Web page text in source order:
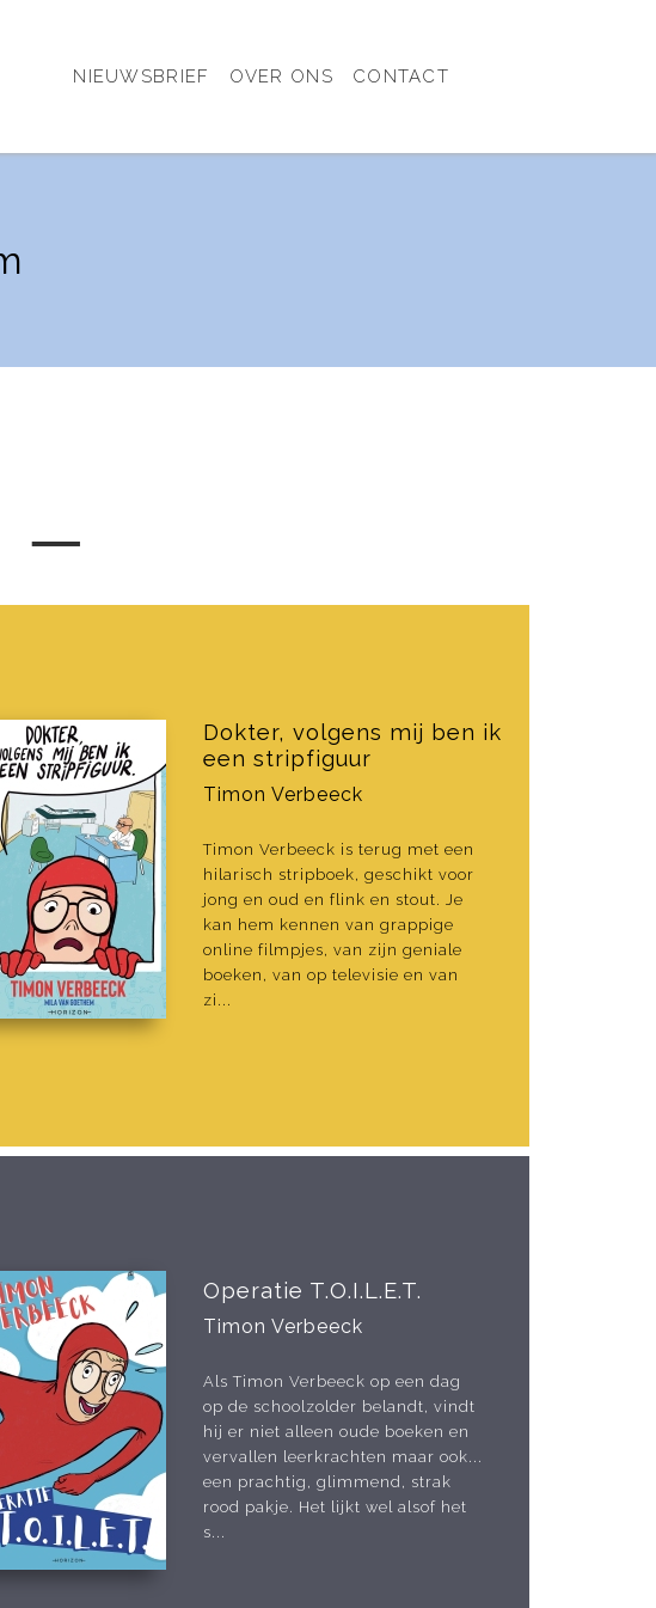
NIEUWSBRIEF OVER ONS CONTACT
─
Dokter, volgens mij ben ik
een stripfiguur
Timon Verbeeck
Timon Verbeeck is terug met een
hilarisch stripboek, geschikt voor
jong en oud en flink en stout. Je
kan hem kennen van grappige
online filmpjes, van zijn geniale
boeken, van op televisie en van
zi...
Operatie T.O.I.L.E.T.
Timon Verbeeck
Als Timon Verbeeck op een dag
op de schoolzolder belandt, vindt
hij er niet alleen oude boeken en
vervallen leerkrachten maar ook...
een prachtig, glimmend, strak
rood pakje. Het lijkt wel alsof het
s...